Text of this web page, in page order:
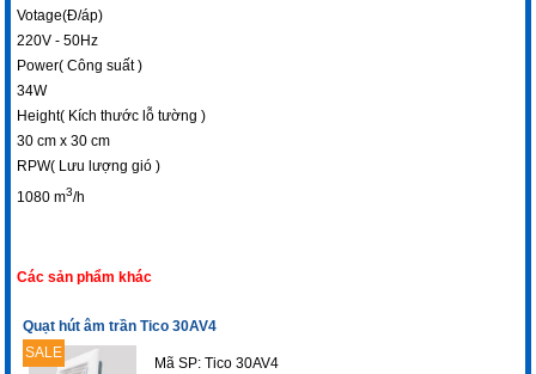
Votage(Đ/áp)
220V - 50Hz
Power( Công suất )
34W
Height( Kích thước lỗ tường )
30 cm x 30 cm
RPW( Lưu lượng gió )
1080 m3/h
Các sản phẩm khác
Quạt hút âm trần Tico 30AV4
SALE
Mã SP: Tico 30AV4